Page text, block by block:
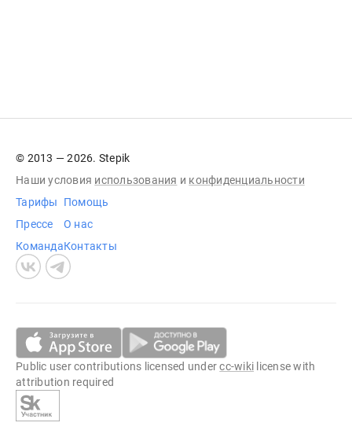
© 2013 — 2026. Stepik
Наши условия использования и конфиденциальности
Тарифы
Прессе
Команда
Помощь
О нас
Контакты
Public user contributions licensed undercc-wiki license with
attribution required